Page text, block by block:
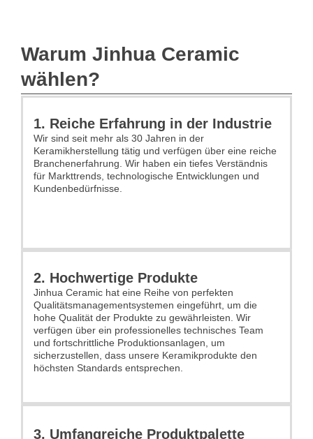
Warum Jinhua Ceramic
wählen?
1. Reiche Erfahrung in der Industrie
Wir sind seit mehr als 30 Jahren in der
Keramikherstellung tätig und verfügen über eine reiche
Branchenerfahrung. Wir haben ein tiefes Verständnis
für Markttrends, technologische Entwicklungen und
Kundenbedürfnisse.
2. Hochwertige Produkte
Jinhua Ceramic hat eine Reihe von perfekten
Qualitätsmanagementsystemen eingeführt, um die
hohe Qualität der Produkte zu gewährleisten. Wir
verfügen über ein professionelles technisches Team
und fortschrittliche Produktionsanlagen, um
sicherzustellen, dass unsere Keramikprodukte den
höchsten Standards entsprechen.
3. Umfangreiche Produktpalette